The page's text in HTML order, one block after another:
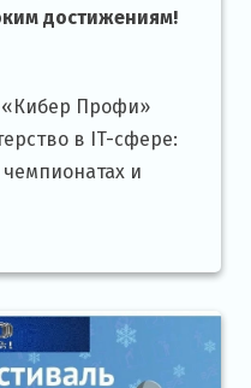
достижениям!
«Кибер Профи»
в IT-сфере:
и